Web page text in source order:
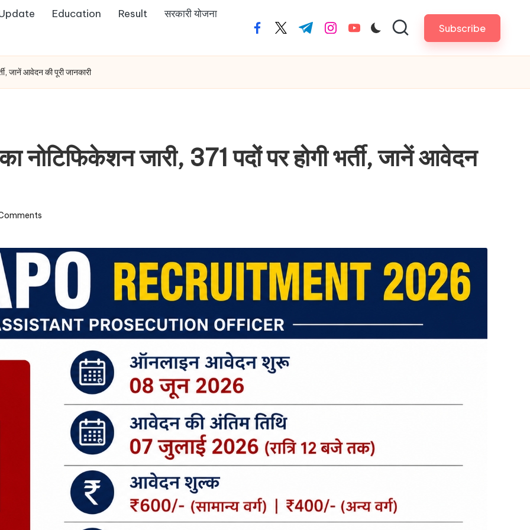
Education Result सरकारी योजना
facebook.com
twitter.com
t.me instagram.com
youtube.com Subscribe
जानें आवेदन की पूरी जानकारी
जारी, 371 पदों पर होगी भर्ती, जानें आवेदन